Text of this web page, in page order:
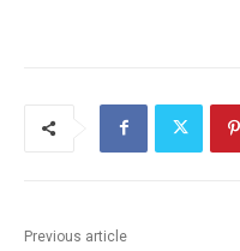
Previous article